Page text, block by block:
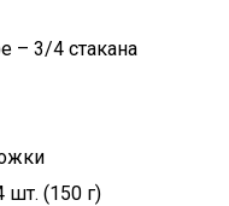
– 3/4 стакана
шт. (150 г)